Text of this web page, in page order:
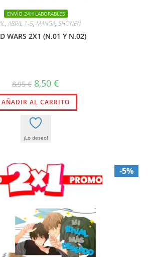
ENVÍO 24H LABORABLES
,ABRIL 1-5, MANGA, SHONEN
WARS 2X1 (N.01 Y N.02)
8,95€ El
precio
original
era:
8,95 €.
8,50 €
actual
es:
8,50 €.
AÑADIR AL CARRITO
¡Lo deseo!
-5%